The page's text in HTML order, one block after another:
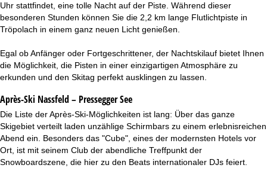
Uhr stattfindet, eine tolle Nacht auf der Piste. Während dieser
besonderen Stunden können Sie die 2,2 km lange Flutlichtpiste in
Tröpolach in einem ganz neuen Licht genießen.
Egal ob Anfänger oder Fortgeschrittener, der Nachtskilauf bietet Ihnen
die Möglichkeit, die Pisten in einer einzigartigen Atmosphäre zu
erkunden und den Skitag perfekt ausklingen zu lassen.
Après-Ski Nassfeld – Pressegger See
Die Liste der Après-Ski-Möglichkeiten ist lang: Über das ganze
Skigebiet verteilt laden unzählige Schirmbars zu einem erlebnisreichen
Abend ein. Besonders das "Cube", eines der modernsten Hotels vor
Ort, ist mit seinem Club der abendliche Treffpunkt der
Snowboardszene, die hier zu den Beats internationaler DJs feiert.